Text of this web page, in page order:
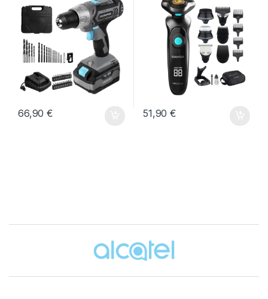
66,90€ 51,90€
Brands Carousel